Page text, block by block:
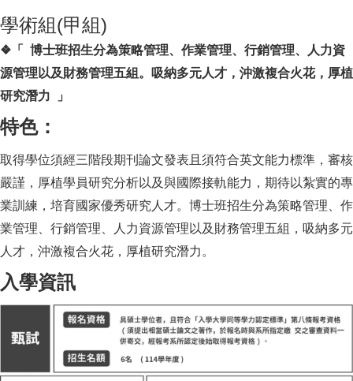
學術組(甲組)
❖ 「 博士班招生分為策略管理、作業管理、行銷管理、人力資
源管理以及財務管理五組。吸納多元人才，沖激複合火花，厚植
研究潛力 」
特色：
取得學位須經三階段期刊論文發表且須符合英文能力標準，審核
嚴謹，厚植學員研究分析以及與國際接軌能力，期待以紮實的專
業訓練，培育國家優秀研究人才。博士班招生分為策略管理、作
業管理、行銷管理、人力資源管理以及財務管理五組，吸納多元
人才，沖激複合火花，厚植研究潛力。
入學資訊